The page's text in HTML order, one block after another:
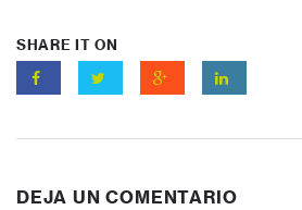
SHARE IT ON
DEJA UN COMENTARIO